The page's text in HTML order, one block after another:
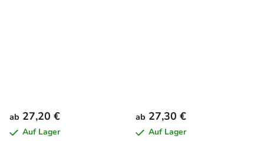
ab 27,20 €
Auf Lager
ab 27,30 €
Auf Lager